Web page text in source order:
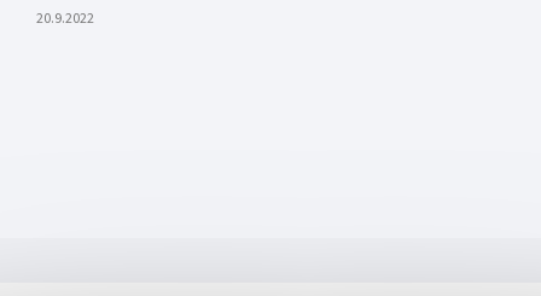
20.9.2022